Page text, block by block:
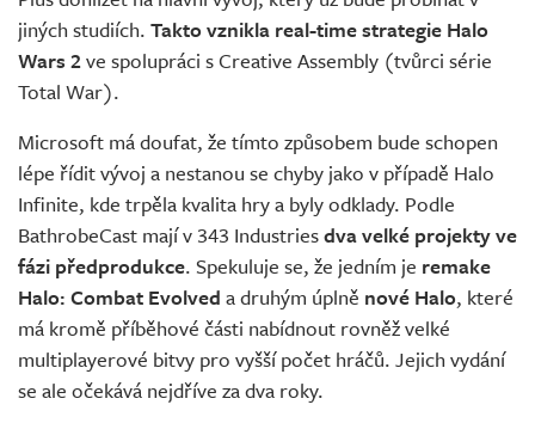
jiných studiích. Takto vznikla real-time strategie Halo
Wars 2ve spolupráci s Creative Assembly (tvůrci série
Total War).
Microsoft má doufat, že tímto způsobem bude schopen
lépe řídit vývoj a nestanou se chyby jako v případě Halo
Infinite, kde trpěla kvalita hry a byly odklady. Podle
BathrobeCast mají v 343 Industriesdva velké projekty ve
fázi předprodukce. Spekuluje se, že jedním je remake
Halo: Combat Evolved a druhým úplně nové Halo, které
má kromě příběhové části nabídnout rovněž velké
multiplayerové bitvy pro vyšší počet hráčů. Jejich vydání
se ale očekává nejdříve za dva roky.